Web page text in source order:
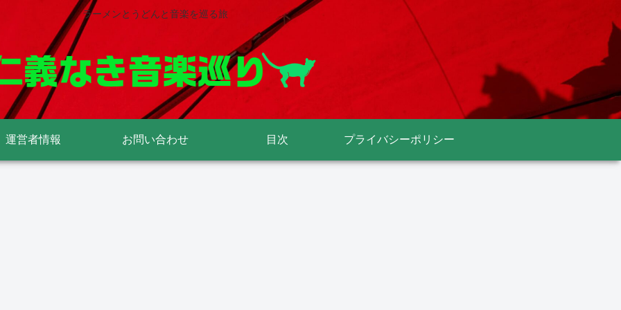
ラーメンとうどんと音楽を巡る旅
運営者情報 お問い合わせ 目次 プライバシーポリシー